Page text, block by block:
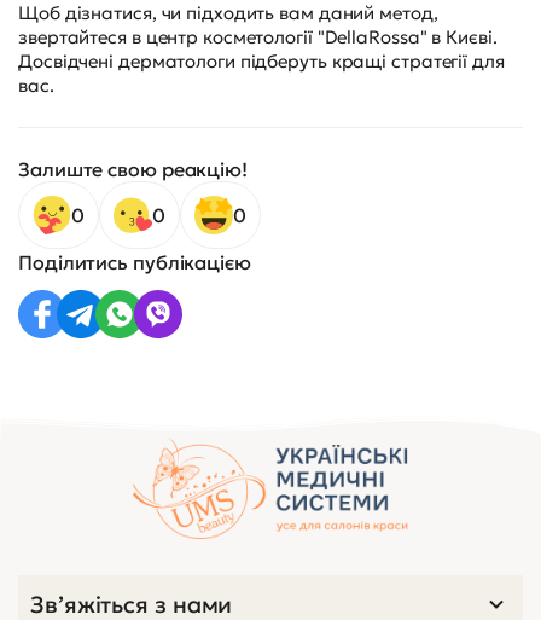
Щоб дізнатися, чи підходить вам даний метод,
звертайтеся в центр косметології "DellaRossa" в Києві.
Досвідчені дерматологи підберуть кращі стратегії для
вас.
Залиште свою реакцію!
0
0
0
Поділитись публікацією
Зв’яжіться з нами